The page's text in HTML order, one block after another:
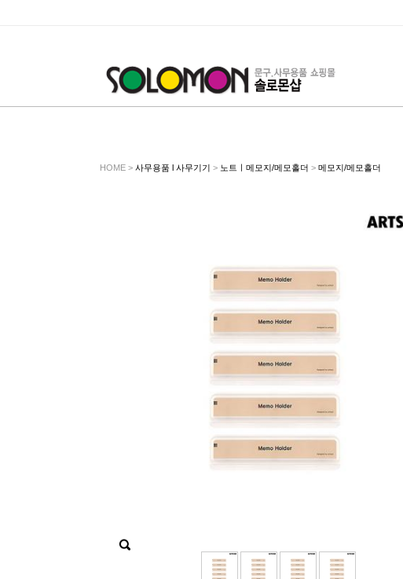
HOME > 사무용품 l 사무기기 > 노트ㅣ메모지/메모홀더 > 메모지/메모홀더